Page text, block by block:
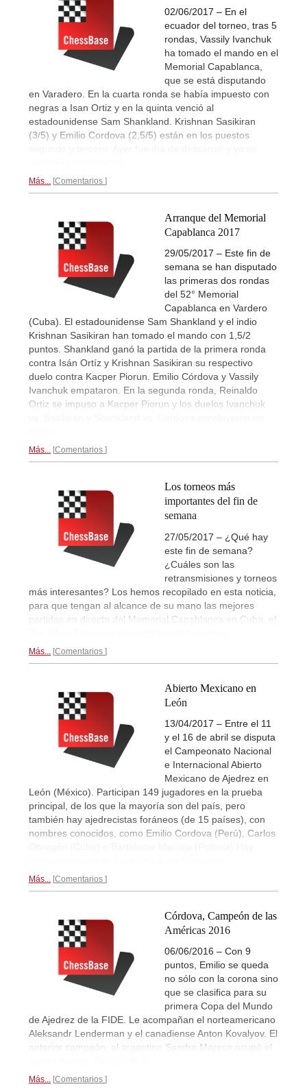
02/06/2017 – En el
ecuador del torneo, tras 5
rondas, Vassily Ivanchuk
ha tomado el mando en el
Memorial Capablanca,
que se está disputando
en Varadero. En la cuarta ronda se había impuesto con
negras a Isan Ortiz y en la quinta venció al
estadounidense Sam Shankland. Krishnan Sasikiran
(3/5) y Emilio Cordova (2,5/5) están en los puestos
Más... Comentarios
Arranque del Memorial
Capablanca 2017
29/05/2017 – Este fin de
semana se han disputado
las primeras dos rondas
del 52° Memorial
Capablanca en Vardero
(Cuba). El estadounidense Sam Shankland y el indio
Krishnan Sasikiran han tomado el mando con 1,5/2
puntos. Shankland ganó la partida de la primera ronda
contra Isán Ortíz y Krishnan Sasikiran su respectivo
duelo contra Kacper Piorun. Emilio Córdova y Vassily
Ivanchuk empataron. En la segunda ronda, Reinaldo
Ortiz se impuso a Kacper Piorun y los duelos Ivanchuk
Más... Comentarios
Los torneos más
importantes del fin de
semana
27/05/2017 – ¿Qué hay
este fin de semana?
¿Cuáles son las
retransmisiones y torneos
más interesantes? Los hemos recopilado en esta noticia,
para que tengan al alcance de su mano las mejores
partidas en directo del Memorial Capablanca en Cuba, el
Más... Comentarios
Abierto Mexicano en
León
13/04/2017 – Entre el 11
y el 16 de abril se disputa
el Campeonato Nacional
e Internacional Abierto
Mexicano de Ajedrez en
León (México). Participan 149 jugadores en la prueba
principal, de los que la mayoría son del país, pero
también hay ajedrecistas foráneos (de 15 países), con
nombres conocidos, como Emilio Cordova (Perú), Carlos
Más... Comentarios
Córdova, Campeón de las
Américas 2016
06/06/2016 – Con 9
puntos, Emilio se queda
no sólo con la corona sino
que se clasifica para su
primera Copa del Mundo
de Ajedrez de la FIDE. Le acompañan el norteamericano
Aleksandr Lenderman y el canadiense Anton Kovalyov. El
anterior campeón, el argentino Sandro Mareco ocupó el
Más... Comentarios